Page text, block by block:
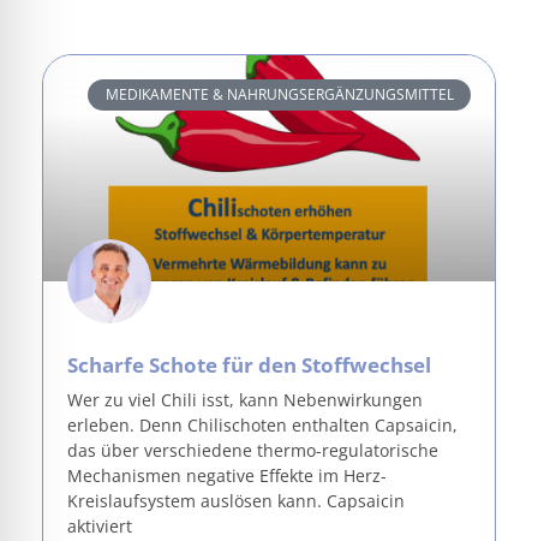
MEDIKAMENTE & NAHRUNGSERGÄNZUNGSMITTEL
Scharfe Schote für den Stoffwechsel
Wer zu viel Chili isst, kann Nebenwirkungen
erleben. Denn Chilischoten enthalten Capsaicin,
das über verschiedene thermo-regulatorische
Mechanismen negative Effekte im Herz-
Kreislaufsystem auslösen kann. Capsaicin
aktiviert